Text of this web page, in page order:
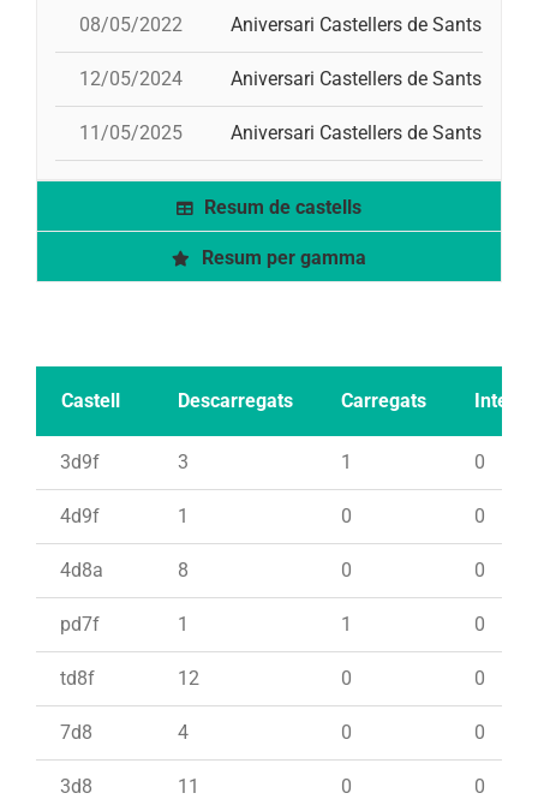
08/05/2022 Aniversari Castellers de Sants
12/05/2024 Aniversari Castellers de Sants
11/05/2025 Aniversari Castellers de Sants
Resum de castells
Resum per gamma
Castell Descarregats Carregats Intents
3d9f 3 1 0
4d9f 1 0 0
4d8a 8 0 0
pd7f 1 1 0
td8f 12 0 0
7d8 4 0 0
3d8 11 0 0